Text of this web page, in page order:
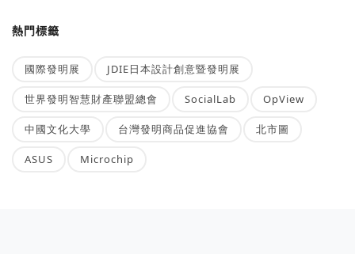
熱門標籤
國際發明展 JDIE日本設計創意暨發明展
世界發明智慧財產聯盟總會 SocialLab OpView
中國文化大學 台灣發明商品促進協會 北市圖
ASUS Microchip